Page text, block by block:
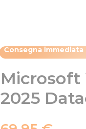
Consegna immediata​
Microsoft
2025